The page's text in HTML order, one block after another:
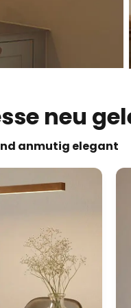
neu
anmutig elegant